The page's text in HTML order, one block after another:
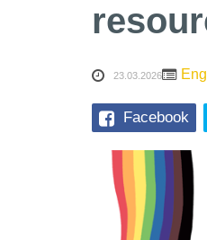
23.03.2026
Facebook